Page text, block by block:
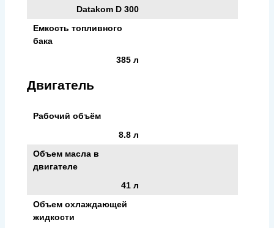
Datakom D 300
Емкость топливного
бака
385 л
Двигатель
Рабочий объём
8.8 л
Объем масла в
двигателе
41 л
Объем охлаждающей
жидкости